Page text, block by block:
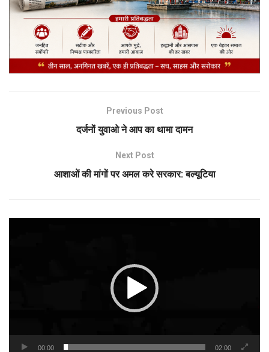
Previous Post
दर्जनों युवाओ ने आप का थामा दामन
Next Post
आशाओं की मांगों पर अमल करे सरकार: बल्यूटिया
00:00 02:00